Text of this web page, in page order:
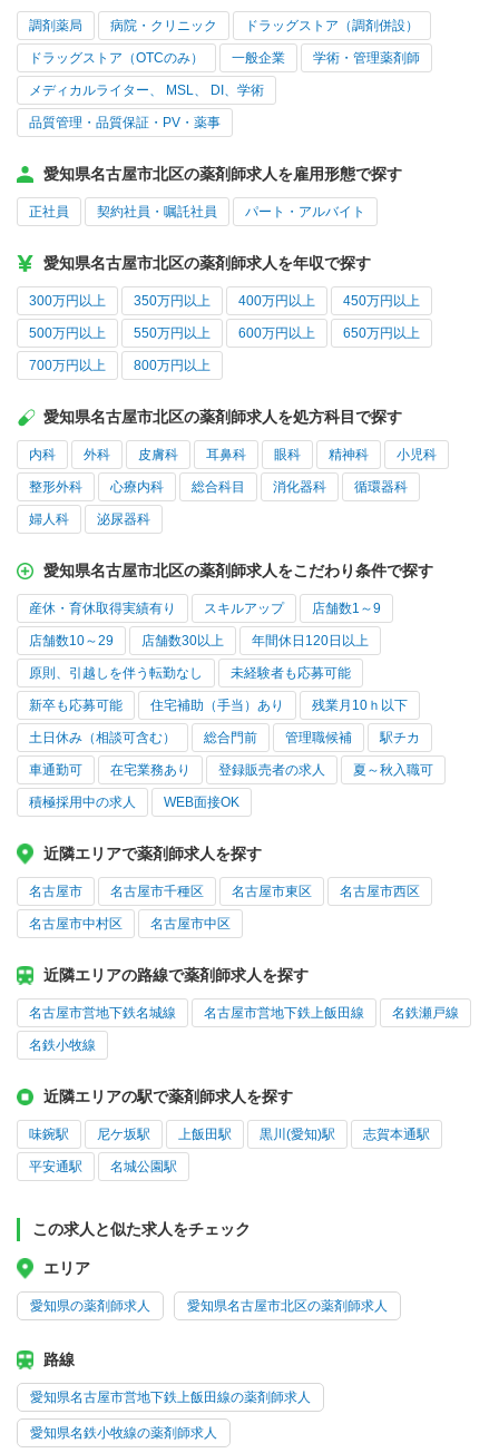
調剤薬局 病院・クリニック ドラッグストア（調剤併設）
ドラッグストア（OTCのみ） 一般企業 学術・管理薬剤師
メディカルライター、 MSL、 DI、学術
品質管理・品質保証・PV・薬事
愛知県名古屋市北区の薬剤師求人を雇用形態で探す
正社員 契約社員・嘱託社員 パート・アルバイト
愛知県名古屋市北区の薬剤師求人を年収で探す
300万円以上 350万円以上 400万円以上 450万円以上
500万円以上 550万円以上 600万円以上 650万円以上
700万円以上 800万円以上
愛知県名古屋市北区の薬剤師求人を処方科目で探す
内科 外科 皮膚科 耳鼻科 眼科 精神科 小児科
整形外科 心療内科 総合科目 消化器科 循環器科
婦人科 泌尿器科
愛知県名古屋市北区の薬剤師求人をこだわり条件で探す
産休・育休取得実績有り スキルアップ 店舗数1～9
店舗数10～29 店舗数30以上 年間休日120日以上
原則、引越しを伴う転勤なし 未経験者も応募可能
新卒も応募可能 住宅補助（手当）あり 残業月10ｈ以下
土日休み（相談可含む） 総合門前 管理職候補 駅チカ
車通勤可 在宅業務あり 登録販売者の求人 夏～秋入職可
積極採用中の求人 WEB面接OK
近隣エリアで薬剤師求人を探す
名古屋市 名古屋市千種区 名古屋市東区 名古屋市西区
名古屋市中村区 名古屋市中区
近隣エリアの路線で薬剤師求人を探す
名古屋市営地下鉄名城線 名古屋市営地下鉄上飯田線 名鉄瀬戸線
名鉄小牧線
近隣エリアの駅で薬剤師求人を探す
味鋺駅 尼ケ坂駅 上飯田駅 黒川(愛知)駅 志賀本通駅
平安通駅 名城公園駅
この求人と似た求人をチェック
エリア
愛知県の薬剤師求人 愛知県名古屋市北区の薬剤師求人
路線
愛知県名古屋市営地下鉄上飯田線の薬剤師求人
愛知県名鉄小牧線の薬剤師求人